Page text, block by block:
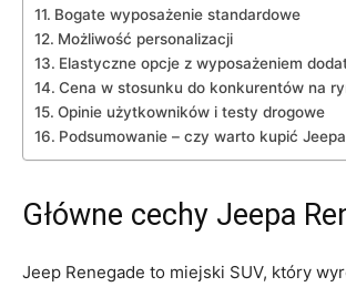
Bogate wyposażenie ​standardowe
Możliwość personalizacji
Elastyczne opcje z ‍wyposażeniem
Cena w stosunku do konkurentów na
Opinie użytkowników i testy ‍drogowe
Podsumowanie⁣ – ‌czy warto‍ kupić⁣
Główne⁣ cechy Jeepa
Jeep Renegade to miejski SUV, który